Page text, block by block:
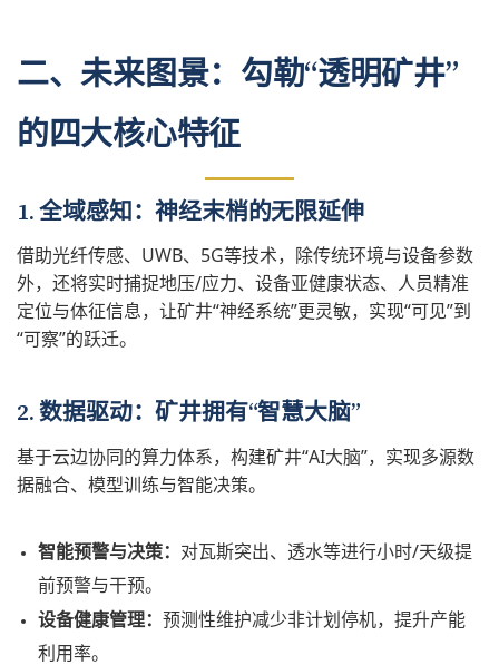
二、未来图景：勾勒“透明矿井”
的四大核心特征
1. 全域感知：神经末梢的无限延伸
借助光纤传感、UWB、5G等技术，除传统环境与设备参数
外，还将实时捕捉地压/应力、设备亚健康状态、人员精准
定位与体征信息，让矿井“神经系统”更灵敏，实现“可见”到
“可察”的跃迁。
2. 数据驱动：矿井拥有“智慧大脑”
基于云边协同的算力体系，构建矿井“AI大脑”，实现多源数
据融合、模型训练与智能决策。
智能预警与决策： 对瓦斯突出、透水等进行小时/天级提
前预警与干预。
设备健康管理：预测性维护减少非计划停机，提升产能
利用率。